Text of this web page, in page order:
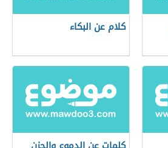
كلام عن البكاء